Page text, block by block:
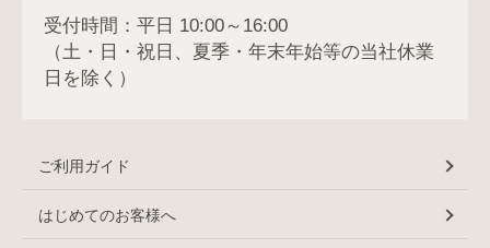
受付時間：平日 10:00～16:00
（土・日・祝日、夏季・年末年始等の当社休業
日を除く）
ご利用ガイド
はじめてのお客様へ